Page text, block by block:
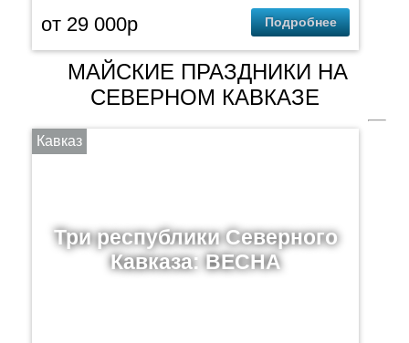
от 29 000p Подробнее
МАЙСКИЕ ПРАЗДНИКИ НА
СЕВЕРНОМ КАВКАЗЕ
Кавказ
Три республики Северного
Кавказа: ВЕСНА